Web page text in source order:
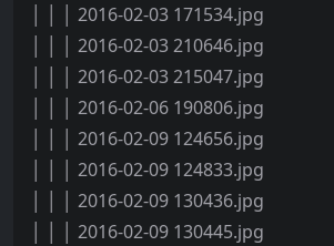
│ │ │ 2016-02-03 171534.jpg
│ │ │ 2016-02-03 210646.jpg
│ │ │ 2016-02-03 215047.jpg
│ │ │ 2016-02-06 190806.jpg
│ │ │ 2016-02-09 124656.jpg
│ │ │ 2016-02-09 124833.jpg
│ │ │ 2016-02-09 130436.jpg
│ │ │ 2016-02-09 130445.jpg